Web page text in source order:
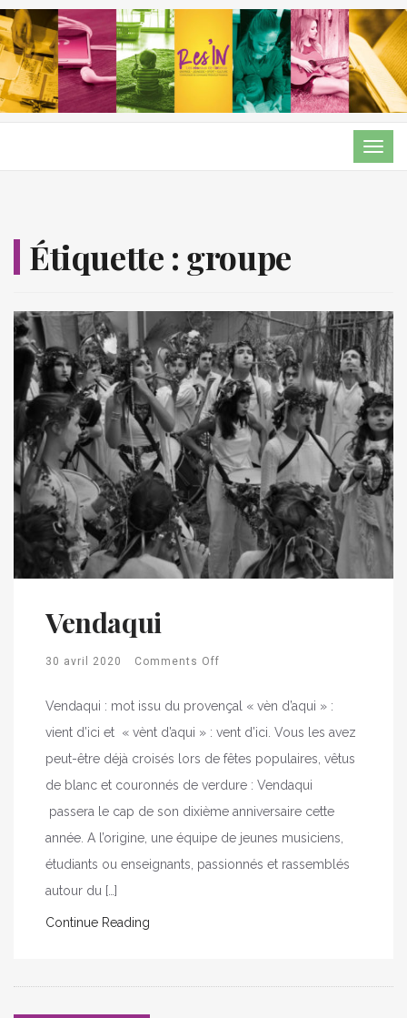
Étiquette : groupe
Vendaqui
30 avril 2020 Comments Off
Vendaqui : mot issu du provençal « vèn d’aqui » :
vient d’ici et « vènt d’aqui » : vent d’ici. Vous les avez
peut-être déjà croisés lors de fêtes populaires, vêtus
de blanc et couronnés de verdure : Vendaqui
passera le cap de son dixième anniversaire cette
année. A l’origine, une équipe de jeunes musiciens,
étudiants ou enseignants, passionnés et rassemblés
autour du […]
Continue Reading